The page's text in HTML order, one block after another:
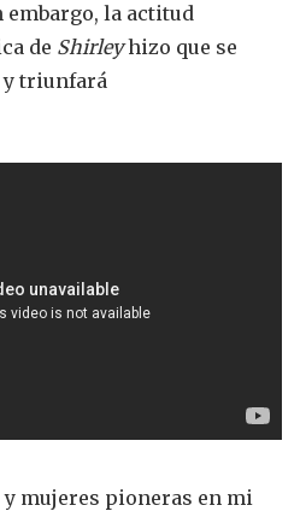
embargo, la actitud
de Shirleyhizo que se
y triunfará
mujeres pioneras en mi